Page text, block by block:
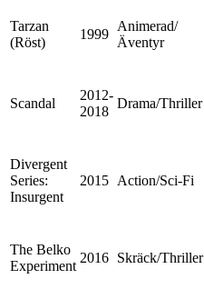
Tarzan
(Röst)
1999
Animerad/
Äventyr
Scandal
2012-
2018
Drama/Thriller
Divergent
Series:
Insurgent
2015 Action/Sci-Fi
The Belko
Experiment
2016 Skräck/Thriller